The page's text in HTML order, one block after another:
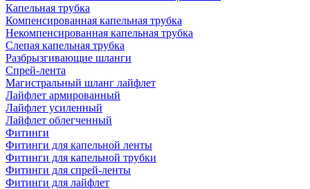
Капельная трубка
Компенсированная капельная трубка
Некомпенсированная капельная трубка
Слепая капельная трубка
Разбрызгивающие шланги
Спрей-лента
Магистральный шланг лайфлет
Лайфлет армированный
Лайфлет усиленный
Лайфлет облегченный
Фитинги
Фитинги для капельной ленты
Фитинги для капельной трубки
Фитинги для спрей-ленты
Фитинги для лайфлет